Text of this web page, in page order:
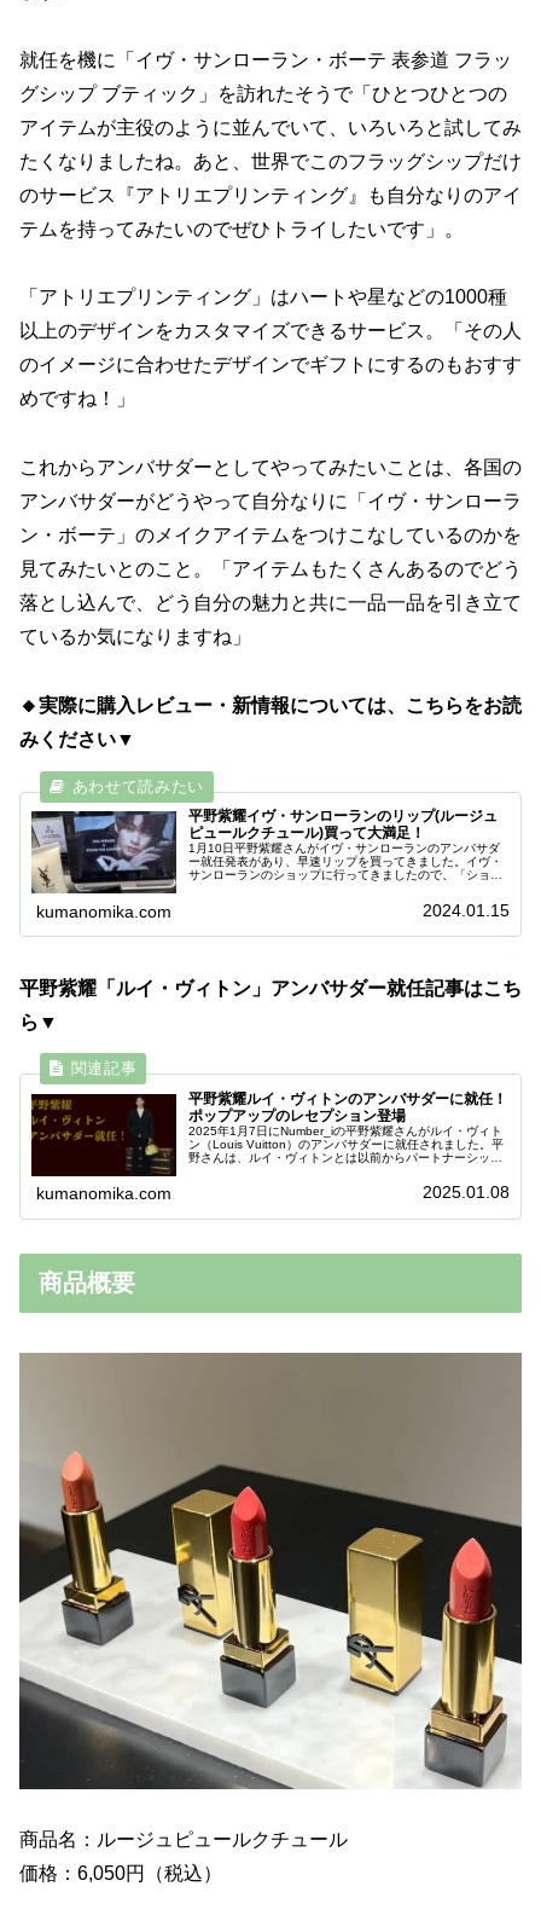
就任を機に「イヴ・サンローラン・ボーテ 表参道 フラッ
グシップ ブティック」を訪れたそうで「ひとつひとつの
アイテムが主役のように並んでいて、いろいろと試してみ
たくなりましたね。あと、世界でこのフラッグシップだけ
のサービス『アトリエプリンティング』も自分なりのアイ
テムを持ってみたいのでぜひトライしたいです」。
「アトリエプリンティング」はハートや星などの1000種
以上のデザインをカスタマイズできるサービス。「その人
のイメージに合わせたデザインでギフトにするのもおすす
めですね！」
これからアンバサダーとしてやってみたいことは、各国の
アンバサダーがどうやって自分なりに「イヴ・サンローラ
ン・ボーテ」のメイクアイテムをつけこなしているのかを
見てみたいとのこと。「アイテムもたくさんあるのでどう
落とし込んで、どう自分の魅力と共に一品一品を引き立て
ているか気になりますね」
🔸実際に購入レビュー・新情報については、こちらをお読
みください▼
平野紫耀イヴ・サンローランのリップ(ルージュ
ピュールクチュール)買って大満足！
1月10日平野紫耀さんがイヴ・サンローランのアンバサダ
ー就任発表があり、早速リップを買ってきました。イヴ・
サンローランのショップに行ってきましたので、「ショッ
kumanomika.com 2024.01.15
平野紫耀「ルイ・ヴィトン」アンバサダー就任記事はこち
ら▼
平野紫耀ルイ・ヴィトンのアンバサダーに就任！
ポップアップのレセプション登場
2025年1月7日にNumber_iの平野紫耀さんがルイ・ヴィト
ン（Louis Vuitton）のアンバサダーに就任されました。平
野さんは、ルイ・ヴィトンとは以前からパートナーシップ
kumanomika.com 2025.01.08
商品概要
商品名：ルージュピュールクチュール
価格：6,050円（税込）